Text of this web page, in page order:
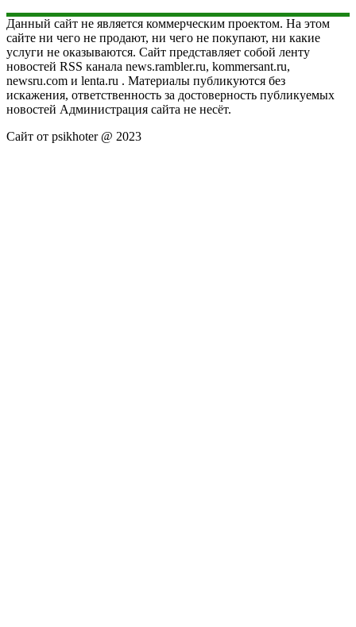
Данный сайт не является коммерческим проектом. На этом
сайте ни чего не продают, ни чего не покупают, ни какие
услуги не оказываются. Сайт представляет собой ленту
новостей RSS канала news.rambler.ru, kommersant.ru,
newsru.com и lenta.ru . Материалы публикуются без
искажения, ответственность за достоверность публикуемых
новостей Администрация сайта не несёт.
Сайт от psikhoter @ 2023